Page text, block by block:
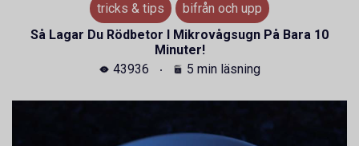
tricks & tips
bifrån och upp
Så Lagar Du Rödbetor I Mikrovågsugn På Bara 10
Minuter!
43936
5 min läsning